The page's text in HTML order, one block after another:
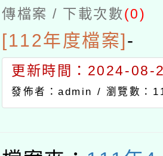
傳檔案 / 下載次數(0)
[112年度檔案]-
更新時間：2024-08-
發佈者：admin / 瀏覽數：